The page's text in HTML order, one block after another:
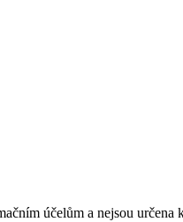
účelům a nejsou určena